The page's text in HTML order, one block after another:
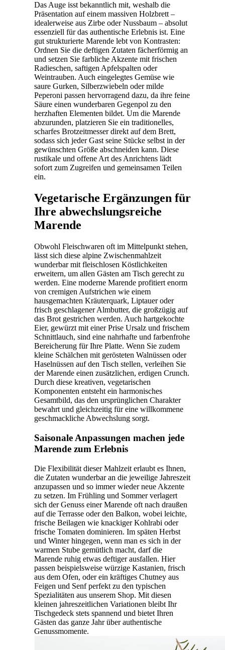
Das Auge isst bekanntlich mit, weshalb die
Präsentation auf einem massiven Holzbrett –
idealerweise aus Zirbe oder Nussbaum – absolut
essenziell für das authentische Erlebnis ist. Eine
gut strukturierte Marende lebt von Kontrasten:
Ordnen Sie die deftigen Zutaten fächerförmig an
und setzen Sie farbliche Akzente mit frischen
Radieschen, saftigen Apfelspalten oder
Weintrauben. Auch eingelegtes Gemüse wie
saure Gurken, Silberzwiebeln oder milde
Peperoni passen hervorragend dazu, da ihre feine
Säure einen wunderbaren Gegenpol zu den
herzhaften Elementen bildet. Um die Marende
abzurunden, platzieren Sie ein traditionelles,
scharfes Brotzeitmesser direkt auf dem Brett,
sodass sich jeder Gast seine Stücke selbst in der
gewünschten Größe abschneiden kann. Diese
rustikale und offene Art des Anrichtens lädt
sofort zum Zugreifen und gemeinsamen Teilen
ein.
Vegetarische Ergänzungen für
Ihre abwechslungsreiche
Marende
Obwohl Fleischwaren oft im Mittelpunkt stehen,
lässt sich diese alpine Zwischenmahlzeit
wunderbar mit fleischlosen Köstlichkeiten
erweitern, um allen Gästen am Tisch gerecht zu
werden. Eine moderne Marende profitiert enorm
von cremigen Aufstrichen wie einem
hausgemachten Kräuterquark, Liptauer oder
frisch geschlagener Almbutter, die großzügig auf
das Brot gestrichen werden. Auch hartgekochte
Eier, gewürzt mit einer Prise Ursalz und frischem
Schnittlauch, sind eine nahrhafte und farbenfrohe
Bereicherung für Ihre Platte. Wenn Sie zudem
kleine Schälchen mit gerösteten Walnüssen oder
Haselnüssen auf den Tisch stellen, verleihen Sie
der Marende einen zusätzlichen, erdigen Crunch.
Durch diese kreativen, vegetarischen
Komponenten entsteht ein harmonisches
Gesamtbild, das den ursprünglichen Charakter
bewahrt und gleichzeitig für eine willkommene
geschmackliche Abwechslung sorgt.
Saisonale Anpassungen machen jede
Marende zum Erlebnis
Die Flexibilität dieser Mahlzeit erlaubt es Ihnen,
die Zutaten wunderbar an die jeweilige Jahreszeit
anzupassen und so immer wieder neue Akzente
zu setzen. Im Frühling und Sommer verlagert
sich der Genuss einer Marende oft nach draußen
auf die Terrasse oder den Balkon, wobei leichte,
frische Beilagen wie knackiger Kohlrabi oder
frische Tomaten dominieren. Im späten Herbst
und Winter hingegen, wenn man es sich in der
warmen Stube gemütlich macht, darf die
Marende ruhig etwas deftiger ausfallen. Hier
passen beispielsweise würzige Kastanien, frisch
aus dem Ofen, oder ein kräftiges Chutney aus
Feigen und Senf perfekt zu den typischen
Spezialitäten aus unserem Shop. Mit diesen
kleinen jahreszeitlichen Variationen bleibt Ihr
Tischgedeck stets spannend und bietet Ihren
Gästen das ganze Jahr über authentische
Genussmomente.